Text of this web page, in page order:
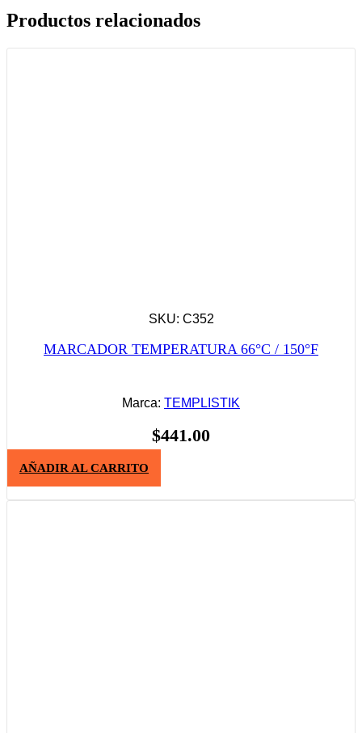
Productos relacionados
SKU: C352
MARCADOR TEMPERATURA 66°C / 150°F
Marca: TEMPLISTIK
$441.00
AÑADIR AL CARRITO